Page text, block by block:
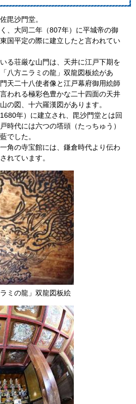
毘沙門堂。
、大同二年（807年）に平城帝の御
国平定の際に建立したと言われてい
る荘厳な山門は、天井に江戸下期を
八方ニラミの龍」双龍図板絵があ
天二十八使者像と江戸幕府御用絵師
われる極彩色豊かな二十四面の天井
の図、十六羅漢図があります。
年）に建立され、毘沙門堂とは回
時代には六つの塔頭（たっちゅう）
でした。
角の寺宝館には、鎌倉時代より伝わ
れています。
ミの龍」双龍図板絵